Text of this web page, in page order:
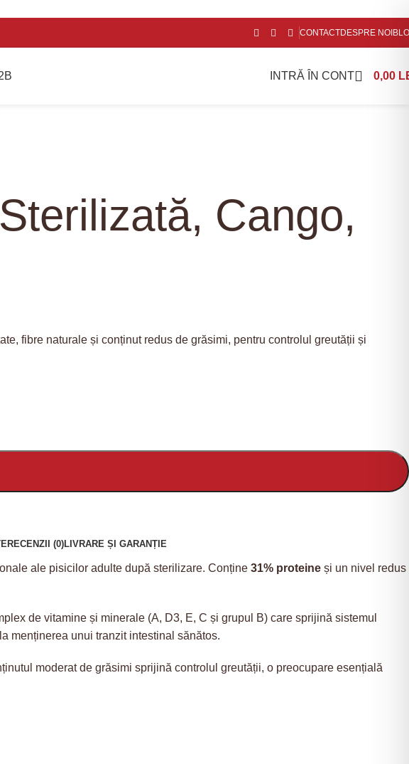
CONTACTDESPRE NOI
INTRĂ ÎN CONT 0,00
Cango,
fibre naturale și conținut redus de grăsimi, pentru controlul greutății și
RECENZII (0)LIVRARE ȘI GARANȚIE
ale pisicilor adulte după sterilizare. Conține 31% proteine și un nivel redus
de vitamine și minerale (A, D3, E, C și grupul B) care sprijină sistemul
menținerea unui tranzit intestinal sănătos.
moderat de grăsimi sprijină controlul greutății, o preocupare esențială